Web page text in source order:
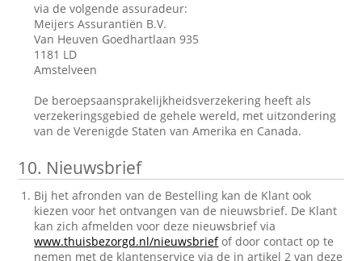
via de volgende assuradeur:
Meijers Assurantiën B.V.
Van Heuven Goedhartlaan 935
1181 LD
Amstelveen
De beroepsaansprakelijkheidsverzekering heeft als
verzekeringsgebied de gehele wereld, met uitzondering
van de Verenigde Staten van Amerika en Canada.
10. Nieuwsbrief
Bij het afronden van de Bestelling kan de Klant ook
kiezen voor het ontvangen van de nieuwsbrief. De Klant
kan zich afmelden voor deze nieuwsbrief via
www.thuisbezorgd.nl/nieuwsbriefof door contact op te
nemen met de klantenservice via de in artikel 2 van deze